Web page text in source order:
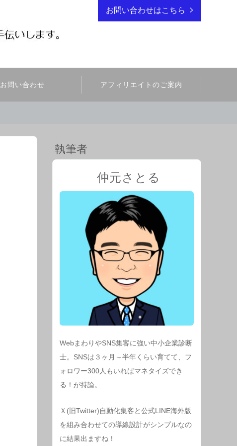
お問い合わせはこちら
お問い合わせ アフィリエイトのご案内
執筆者
仲元さとる
WebまわりやSNS集客に強い中小企業診断
士。SNSは３ヶ月～半年くらい育てて、フ
ォロワー300人もいればマネタイズでき
る！が持論。
Ｘ(旧Twitter)自動化集客と公式LINE海外版
を組み合わせての導線設計がシンプルなの
に結果出ますね！